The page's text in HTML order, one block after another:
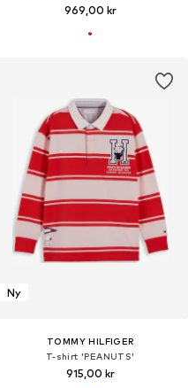
969,00 kr
Ny
TOMMY HILFIGER
T-shirt 'PEANUTS'
915,00 kr